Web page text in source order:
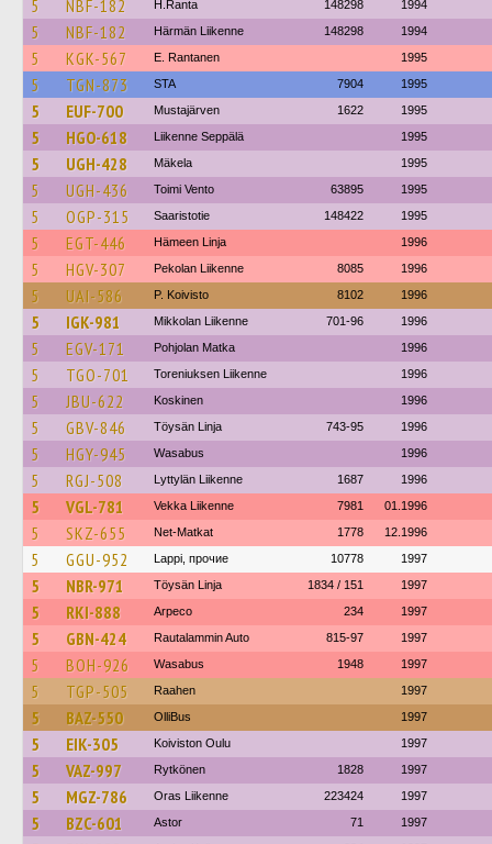
5 NBF-182 H.Ranta 148298 1994
5 NBF-182 Härmän Liikenne 148298 1994
5 KGK-567 E. Rantanen 1995
5 TGN-873 STA 7904 1995
5 EUF-700 Mustajärven 1622 1995
5 HGO-618 Liikenne Seppälä 1995
5 UGH-428 Mäkela 1995
5 UGH-436 Toimi Vento 63895 1995
5 OGP-315 Saaristotie 148422 1995
5 EGT-446 Hämeen Linja 1996
5 HGV-307 Pekolan Liikenne 8085 1996
5 UAI-586 P. Koivisto 8102 1996
5 IGK-981 Mikkolan Liikenne 701-96 1996
5 EGV-171 Pohjolan Matka 1996
5 TGO-701 Toreniuksen Liikenne 1996
5 JBU-622 Koskinen 1996
5 GBV-846 Töysän Linja 743-95 1996
5 HGY-945 Wasabus 1996
5 RGJ-508 Lyttylän Liikenne 1687 1996
5 VGL-781 Vekka Liikenne 7981 01.1996
5 SKZ-655 Net-Matkat 1778 12.1996
5 GGU-952 Lappi, прочие 10778 1997
5 NBR-971 Töysän Linja 1834 / 151 1997
5 RKI-888 Arpeco 234 1997
5 GBN-424 Rautalammin Auto 815-97 1997
5 BOH-926 Wasabus 1948 1997
5 TGP-505 Raahen 1997
5 BAZ-550 OlliBus 1997
5 EIK-305 Koiviston Oulu 1997
5 VAZ-997 Rytkönen 1828 1997
5 MGZ-786 Oras Liikenne 223424 1997
5 BZC-601 Astor 71 1997